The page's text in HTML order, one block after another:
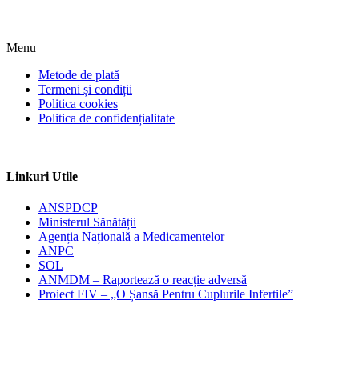
Menu
Metode de plată
Termeni și condiții
Politica cookies
Politica de confidențialitate
Linkuri Utile
ANSPDCP
Ministerul Sănătății
Agenția Națională a Medicamentelor
ANPC
SOL
ANMDM – Raportează o reacție adversă
Proiect FIV – „O Șansă Pentru Cuplurile Infertile”